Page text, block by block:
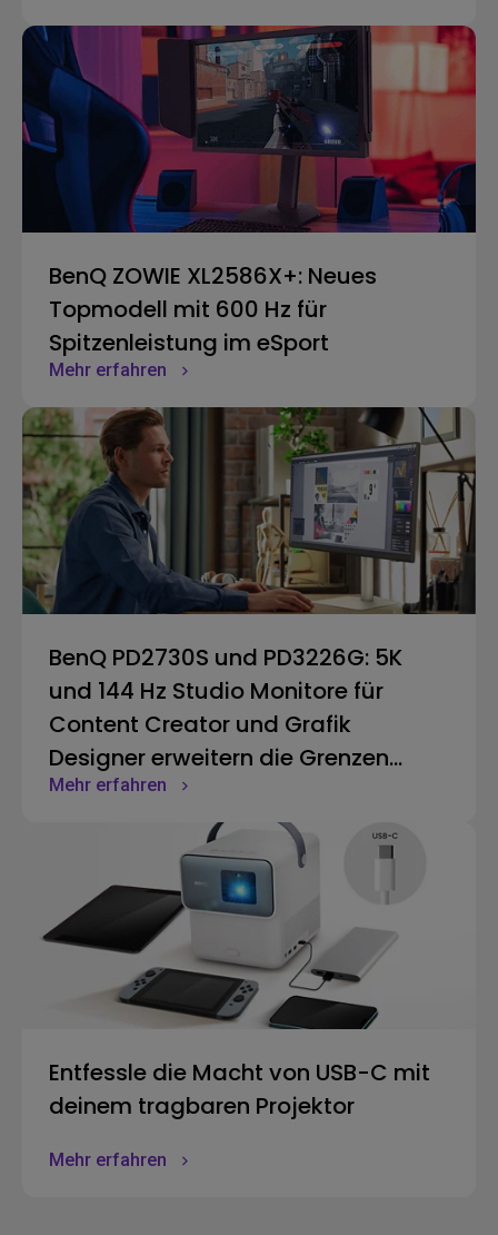
BenQ ZOWIE XL2586X+: Neues
Topmodell mit 600 Hz für
Spitzenleistung im eSport
Mehr erfahren
BenQ PD2730S und PD3226G: 5K
und 144 Hz Studio Monitore für
Content Creator und Grafik
Designer erweitern die Grenzen
präziser Darstellung
Mehr erfahren
Entfessle die Macht von USB-C mit
deinem tragbaren Projektor
Mehr erfahren